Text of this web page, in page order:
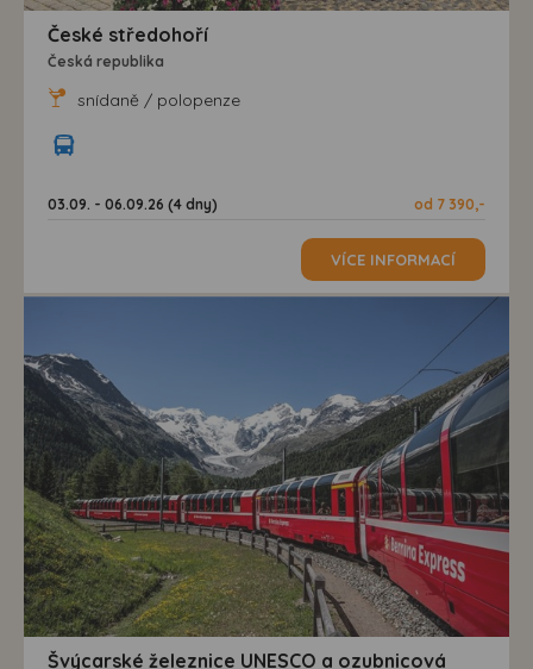
České středohoří
Česká republika
snídaně / polopenze
03.09. - 06.09.26 (4 dny) od 7 390,-
VÍCE INFORMACÍ
Švýcarské železnice UNESCO a ozubnicová